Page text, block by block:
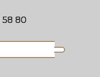
58 80